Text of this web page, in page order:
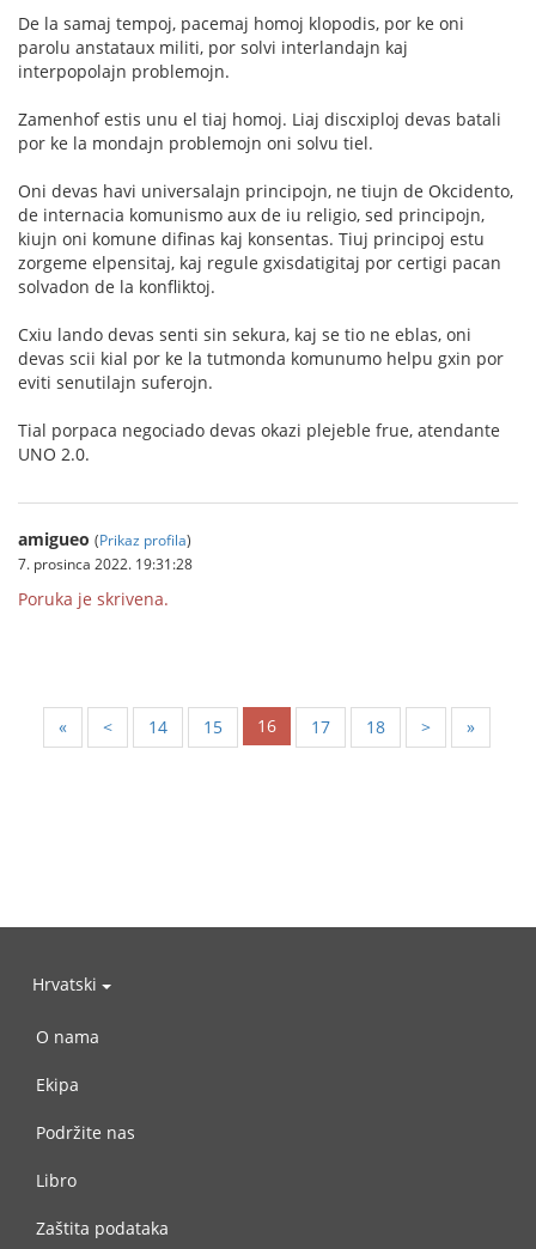
De la samaj tempoj, pacemaj homoj klopodis, por ke oni
parolu anstataux militi, por solvi interlandajn kaj
interpopolajn problemojn.
Zamenhof estis unu el tiaj homoj. Liaj discxiploj devas batali
por ke la mondajn problemojn oni solvu tiel.
Oni devas havi universalajn principojn, ne tiujn de Okcidento,
de internacia komunismo aux de iu religio, sed principojn,
kiujn oni komune difinas kaj konsentas. Tiuj principoj estu
zorgeme elpensitaj, kaj regule gxisdatigitaj por certigi pacan
solvadon de la konfliktoj.
Cxiu lando devas senti sin sekura, kaj se tio ne eblas, oni
devas scii kial por ke la tutmonda komunumo helpu gxin por
eviti senutilajn suferojn.
Tial porpaca negociado devas okazi plejeble frue, atendante
UNO 2.0.
amigueo (Prikaz profila)
7. prosinca 2022. 19:31:28
Poruka je skrivena.
« < 14 15 16 17 18 > »
Hrvatski
O nama
Ekipa
Podržite nas
Libro
Zaštita podataka